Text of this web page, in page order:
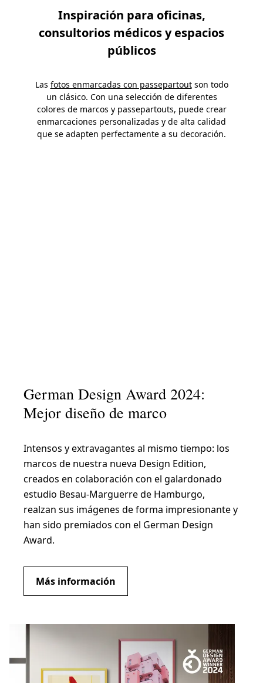
Inspiración para oficinas,
consultorios médicos y espacios
públicos
Las fotos enmarcadas con passepartoutson todo
un clásico. Con una selección de diferentes
colores de marcos y passepartouts, puede crear
enmarcaciones personalizadas y de alta calidad
que se adapten perfectamente a su decoración.
German Design Award 2024:
Mejor diseño de marco
Intensos y extravagantes al mismo tiempo: los
marcos de nuestra nueva Design Edition,
creados en colaboración con el galardonado
estudio Besau-Marguerre de Hamburgo,
realzan sus imágenes de forma impresionante y
han sido premiados con el German Design
Award.
Más información